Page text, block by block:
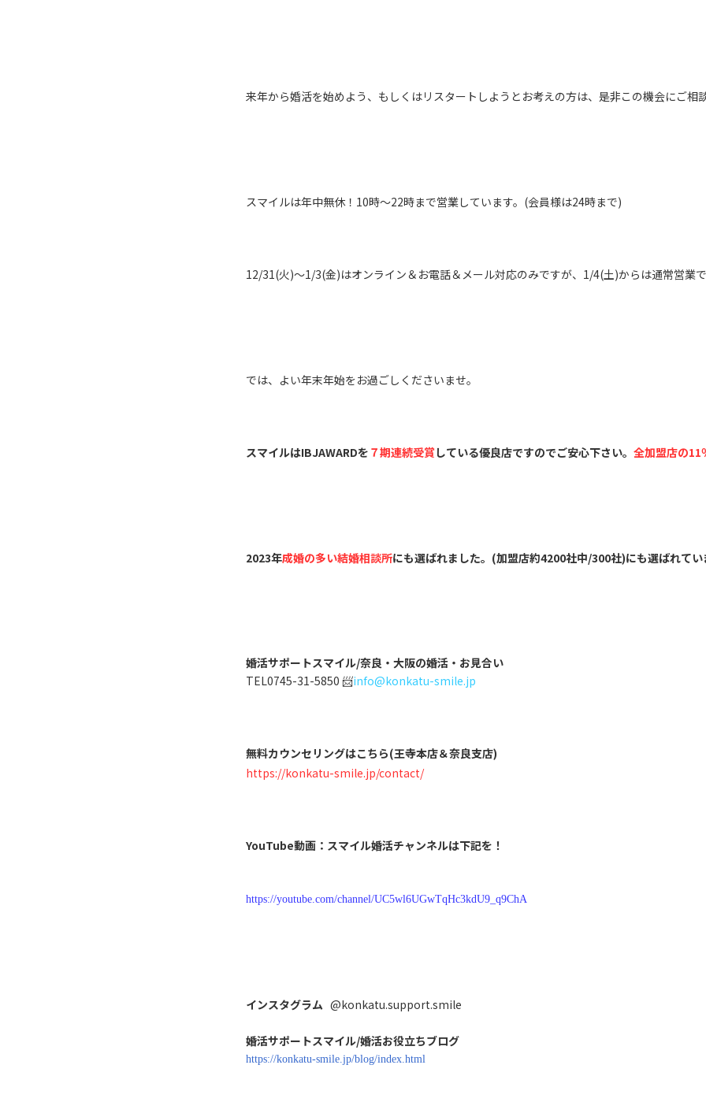
来年から婚活を始めよう、もしくはリスタートしようとお考えの方は、是非この機会にご相
スマイルは年中無休！10時～22時まで営業しています。(会員様は24時まで)
12/31(火)～1/3(金)はオンライン＆お電話＆メール対応のみですが、1/4(土)からは通常営業
では、よい年末年始をお過ごしくださいませ。
スマイルはIBJAWARDを ７期連続受賞 している優良店ですのでご安心下さい。 全加盟店の11
2023年成婚の多い結婚相談所にも選ばれました。(加盟店約4200社中/300社)にも選ばれてい
婚活サポートスマイル/奈良・大阪の婚活・お見合い
TEL0745-31-5850 📨info@konkatu-smile.jp
無料カウンセリングはこちら(王寺本店＆奈良支店)
https://konkatu-smile.jp/contact/
YouTube動画：スマイル婚活チャンネルは下記を！
https://youtube.com/channel/UC5wl6UGwTqHc3kdU9_q9ChA
インスタグラム @konkatu.support.smile
婚活サポートスマイル/婚活お役立ちブログ
https://konkatu-smile.jp/blog/index.html